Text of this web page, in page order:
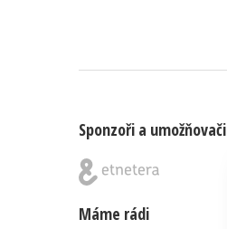
Sponzoři a umožňovači
Máme rádi